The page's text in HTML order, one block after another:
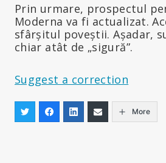
Prin urmare, prospectul
Moderna va fi actualizat.
sfârșitul poveștii. Așadar,
chiar atât de „sigură”.
Suggest a correction
More